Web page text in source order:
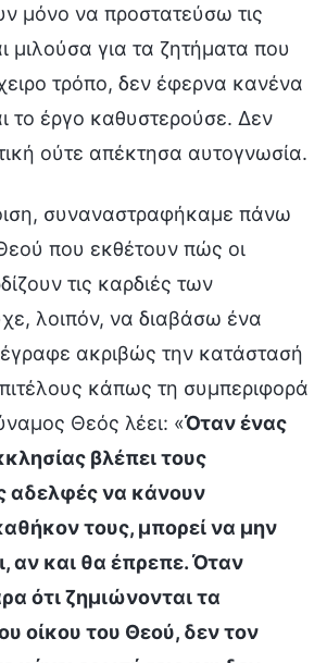
μόνο να προστατεύσω τις
μιλούσα για τα ζητήματα που
τρόπο, δεν έφερνα κανένα
το έργο καθυστερούσε. Δεν
ούτε απέκτησα αυτογνωσία.
συναναστραφήκαμε πάνω
που εκθέτουν πώς οι
τις καρδιές των
λοιπόν, να διαβάσω ένα
ακριβώς την κατάστασή
κάπως τη συμπεριφορά
Θεός λέει: «Όταν ένας
βλέπει τους
αδελφές να κάνουν
τους, μπορεί να μην
αν και θα έπρεπε. Όταν
ότι ζημιώνονται τα
οίκου του Θεού, δεν τον